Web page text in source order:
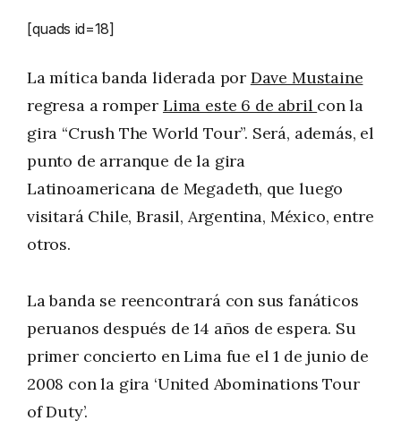
[quads id=18]
La mítica banda liderada por Dave Mustaine
regresa a romper Lima este 6 de abril con la
gira “Crush The World Tour”. Será, además, el
punto de arranque de la gira
Latinoamericana de Megadeth, que luego
visitará Chile, Brasil, Argentina, México, entre
otros.
La banda se reencontrará con sus fanáticos
peruanos después de 14 años de espera. Su
primer concierto en Lima fue el 1 de junio de
2008 con la gira ‘United Abominations Tour
of Duty’.